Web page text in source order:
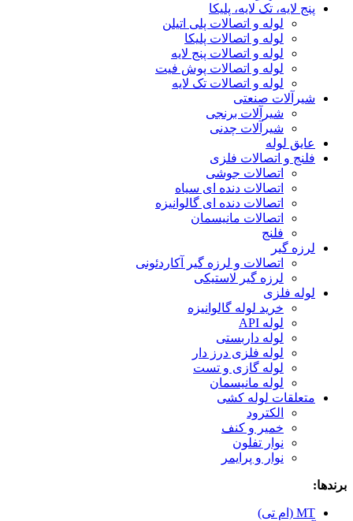
پنج لایه، تک لایه، پلیکا
لوله و اتصالات پلی اتیلن
لوله و اتصالات پلیکا
لوله و اتصالات پنج لایه
لوله و اتصالات پوش فیت
لوله و اتصالات تک لایه
شیرآلات صنعتی
شیرآلات برنجی
شیرآلات چدنی
عایق لوله
فلنج و اتصالات فلزی
اتصالات جوشی
اتصالات دنده ای سیاه
اتصالات دنده ای گالوانیزه
اتصالات مانیسمان
فلنج
لرزه گیر
اتصالات و لرزه گیر آکاردئونی
لرزه گیر لاستیکی
لوله فلزی
خرید لوله گالوانیزه
لوله API
لوله داربستی
لوله فلزی درز دار
لوله گازی و تست
لوله مانیسمان
متعلقات لوله کشی
الکترود
خمیر و کنف
نوار تفلون
نوار و پرایمر
برندها:
MT (ام تی)